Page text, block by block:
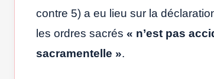
contre 5) a eu lieu sur la
les ordres sacrés « n’est pas
sacramentelle ».